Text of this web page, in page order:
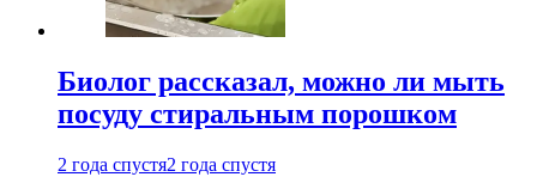
Биолог рассказал, можно ли мыть
посуду стиральным порошком
2 года спустя2 года спустя